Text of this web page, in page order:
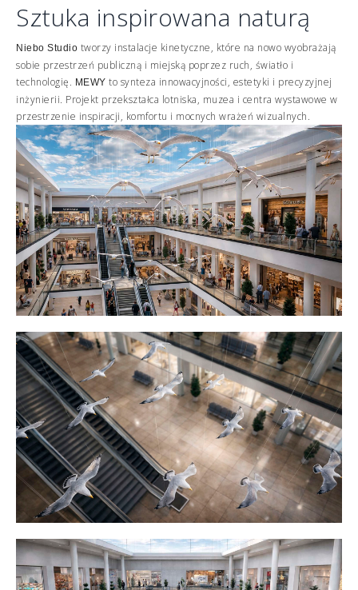
Sztuka inspirowana naturą
Niebo Studio tworzy instalacje kinetyczne, które na nowo wyobrażają
sobie przestrzeń publiczną i miejską poprzez ruch, światło i
technologię. MEWY to synteza innowacyjności, estetyki i precyzyjnej
inżynierii. Projekt przekształca lotniska, muzea i centra wystawowe w
przestrzenie inspiracji, komfortu i mocnych wrażeń wizualnych.